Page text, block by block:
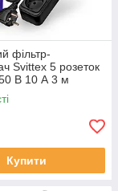
фільтр-
Svittex 5 розеток
В 10 А 3 м
002-В)
Купити